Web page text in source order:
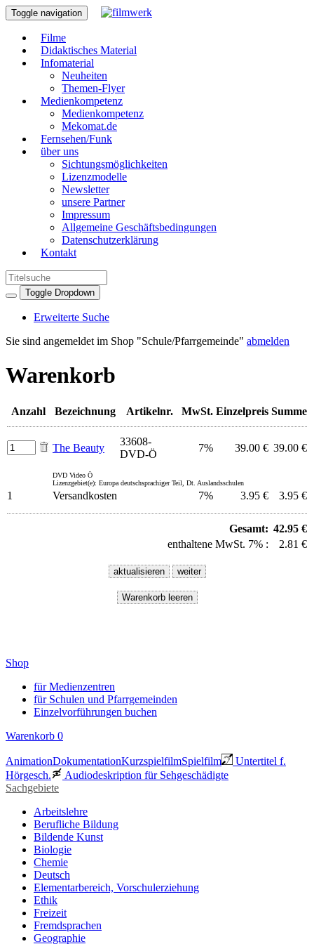
Toggle navigation
Filme
Didaktisches Material
Infomaterial
Neuheiten
Themen-Flyer
Medienkompetenz
Medienkompetenz
Mekomat.de
Fernsehen/Funk
über uns
Sichtungsmöglichkeiten
Lizenzmodelle
Newsletter
unsere Partner
Impressum
Allgemeine Geschäftsbedingungen
Datenschutzerklärung
Kontakt
Toggle Dropdown
Erweiterte Suche
Sie sind angemeldet im Shop "Schule/Pfarrgemeinde" abmelden
Warenkorb
Anzahl Bezeichnung Artikelnr. MwSt. Einzelpreis Summe
The Beauty
33608-
DVD-Ö
7% 39.00 € 39.00 €
DVD Video Ö
Lizenzgebiet(e): Europa deutschsprachiger Teil, Dt. Auslandsschulen
1 Versandkosten 7% 3.95 € 3.95 €
Gesamt: 42.95 €
enthaltene MwSt. 7% :
2.81 €
Shop
für Medienzentren
für Schulen und Pfarrgemeinden
Einzelvorführungen buchen
Warenkorb 0
AnimationDokumentationKurzspielfilmSpielfilm
Untertitel f.
Hörgesch.
Audiodeskription für Sehgeschädigte
Sachgebiete
Arbeitslehre
Berufliche Bildung
Bildende Kunst
Biologie
Chemie
Deutsch
Elementarbereich, Vorschulerziehung
Ethik
Freizeit
Fremdsprachen
Geographie